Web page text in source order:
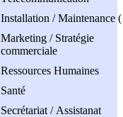
Installation / Maintenance
Marketing / Stratégie
commerciale
Ressources Humaines
Santé
Secrétariat / Assistanat